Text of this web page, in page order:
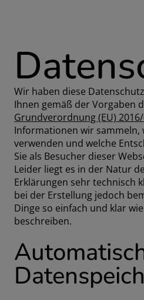
Wir haben diese
Ihnen gemäß der Vorgaben
Grundverordnung (EU)
Informationen wir sammeln,
verwenden und welche
Sie als Besucher dieser
Leider liegt es in der Natur
Erklärungen sehr technisch
bei der Erstellung jedoch
Dinge so einfach und klar
beschreiben.